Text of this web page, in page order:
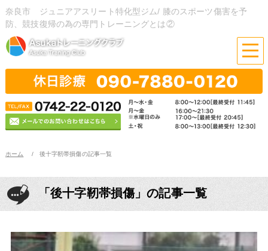
奈良市 ジュニアアスリート特化型ジム/ 膝のスポーツ傷害を予
防、競技復帰の為の専門トレーニングとは②
ホーム 後十字靭帯損傷の記事一覧
「後十字靭帯損傷」の記事一覧